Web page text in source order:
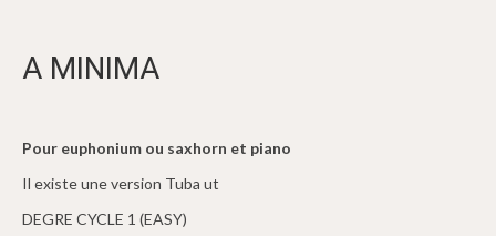
A MINIMA
Pour euphonium ou saxhorn et piano
Il existe une version Tuba ut
DEGRE CYCLE 1 (EASY)